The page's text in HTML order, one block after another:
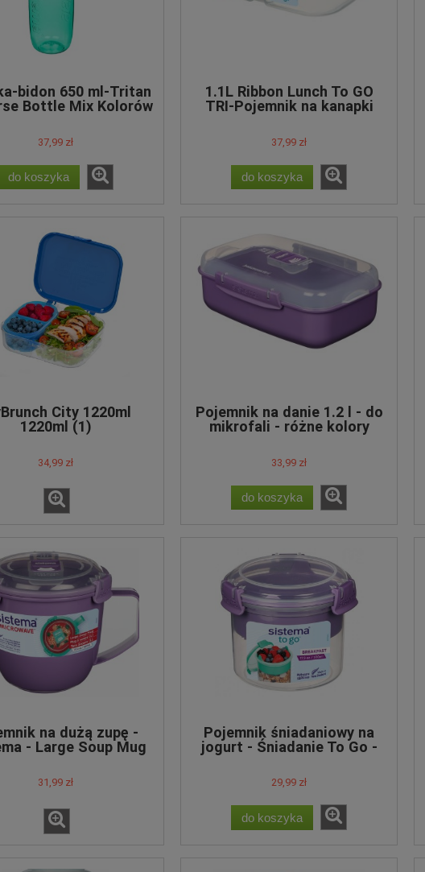
bidon 650 ml-Tritan
Bottle Mix Kolorów
37,99 zł
do koszyka
1.1L Ribbon Lunch To GO
TRI-Pojemnik na kanapki
37,99 zł
do koszyka
City 1220ml
1220ml (1)
34,99 zł
Pojemnik na danie 1.2 l - do
mikrofali - różne kolory
33,99 zł
do koszyka
na dużą zupę -
- Large Soup Mug
31,99 zł
Pojemnik śniadaniowy na
jogurt - Śniadanie To Go -
29,99 zł
do koszyka